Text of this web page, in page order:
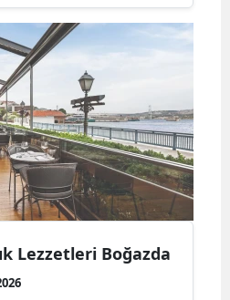
Lezzetleri Boğazda